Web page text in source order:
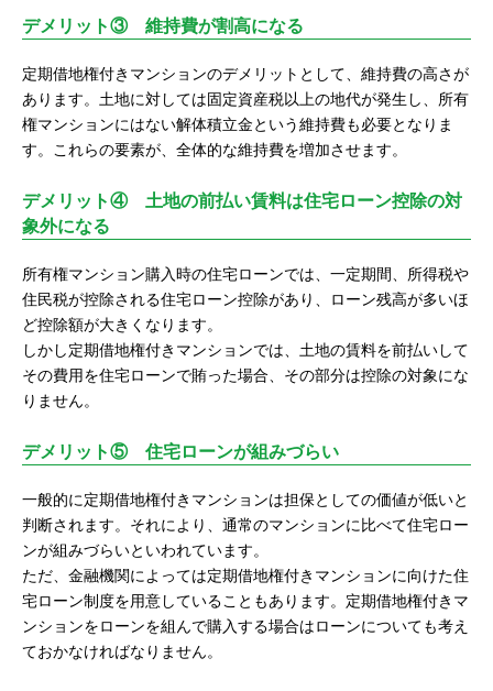
デメリット③ 維持費が割高になる
定期借地権付きマンションのデメリットとして、維持費の高さが
あります。土地に対しては固定資産税以上の地代が発生し、所有
権マンションにはない解体積立金という維持費も必要となりま
す。これらの要素が、全体的な維持費を増加させます。
デメリット④ 土地の前払い賃料は住宅ローン控除の対
象外になる
所有権マンション購入時の住宅ローンでは、一定期間、所得税や
住民税が控除される住宅ローン控除があり、ローン残高が多いほ
ど控除額が大きくなります。
しかし定期借地権付きマンションでは、土地の賃料を前払いして
その費用を住宅ローンで賄った場合、その部分は控除の対象にな
りません。
デメリット⑤ 住宅ローンが組みづらい
一般的に定期借地権付きマンションは担保としての価値が低いと
判断されます。それにより、通常のマンションに比べて住宅ロー
ンが組みづらいといわれています。
ただ、金融機関によっては定期借地権付きマンションに向けた住
宅ローン制度を用意していることもあります。定期借地権付きマ
ンションをローンを組んで購入する場合はローンについても考え
ておかなければなりません。